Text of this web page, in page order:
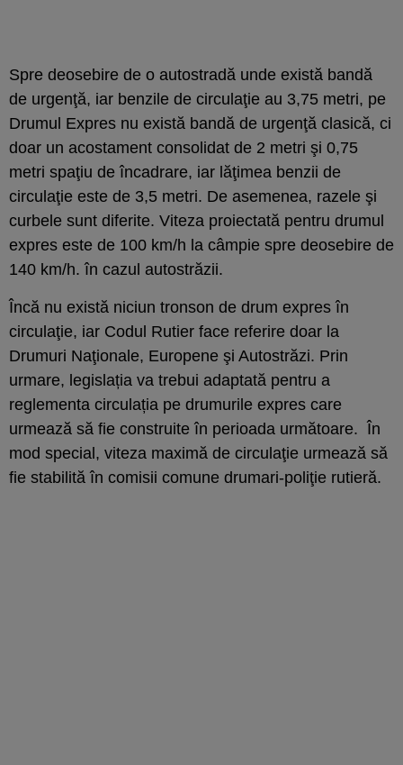
Spre deosebire de o autostradă unde există bandă
de urgenţă, iar benzile de circulaţie au 3,75 metri, pe
Drumul Expres nu există bandă de urgenţă clasică, ci
doar un acostament consolidat de 2 metri şi 0,75
metri spaţiu de încadrare, iar lăţimea benzii de
circulaţie este de 3,5 metri. De asemenea, razele şi
curbele sunt diferite. Viteza proiectată pentru drumul
expres este de 100 km/h la câmpie spre deosebire de
140 km/h. în cazul autostrăzii.
Încă nu există niciun tronson de drum expres în
circulaţie, iar Codul Rutier face referire doar la
Drumuri Naţionale, Europene şi Autostrăzi. Prin
urmare, legislația va trebui adaptată pentru a
reglementa circulația pe drumurile expres care
urmează să fie construite în perioada următoare. În
mod special, viteza maximă de circulaţie urmează să
fie stabilită în comisii comune drumari-poliţie rutieră.